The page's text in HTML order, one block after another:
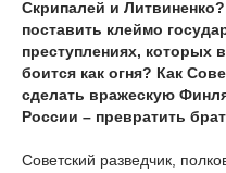
Скрипалей и
поставить клеймо
преступлениях, которых
боится как огня? Как
сделать вражескую
России – превратить
Советский разведчик,